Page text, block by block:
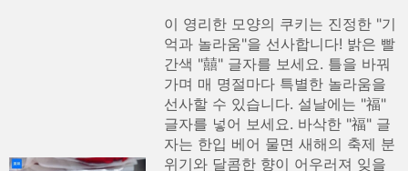
이 영리한 모양의 쿠키는 진정한 "기
억과 놀라움"을 선사합니다! 밝은 빨
간색 "囍" 글자를 보세요. 틀을 바꿔
가며 매 명절마다 특별한 놀라움을
선사할 수 있습니다. 설날에는 "福"
글자를 넣어 보세요. 바삭한 "福" 글
자는 한입 베어 물면 새해의 축제 분
위기와 달콤한 향이 어우러져 잊을